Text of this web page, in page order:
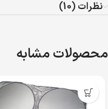
نظرات (10)
محصولات مشابه